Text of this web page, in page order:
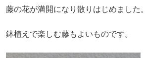
藤の花が満開になり散りはじめました。
鉢植えで楽しむ藤もよいものです。